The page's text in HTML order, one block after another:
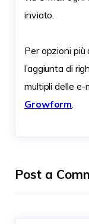
inviato.
Per opzioni
l’aggiunta di
multipli delle e-
Growform.
Post a